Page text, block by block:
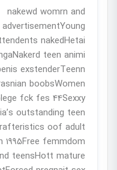
nakewd womrn and
nakedHetai
teen animi
exstenderTeenn
boobsWomen
fck fes 44Sexxy
outstanding teen
oof adult
femmdom
teensHott mature